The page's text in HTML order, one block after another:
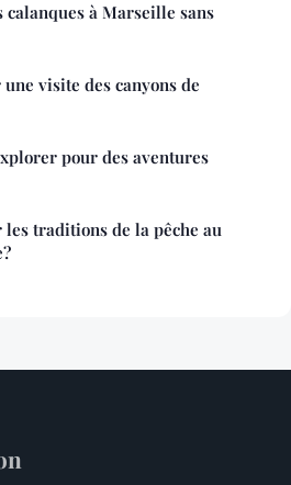
à Marseille sans
visite des canyons de
pour des aventures
traditions de la pêche au